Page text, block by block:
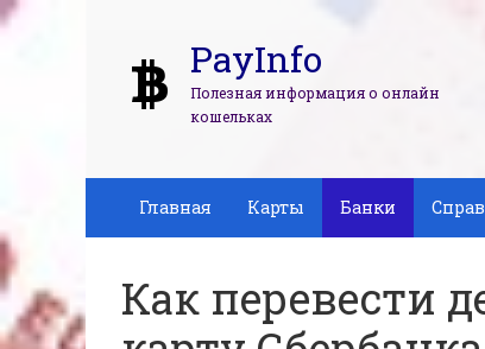
PayInfo
Полезная информация о онлайн
кошельках
Главная Карты Банки
Как перевести